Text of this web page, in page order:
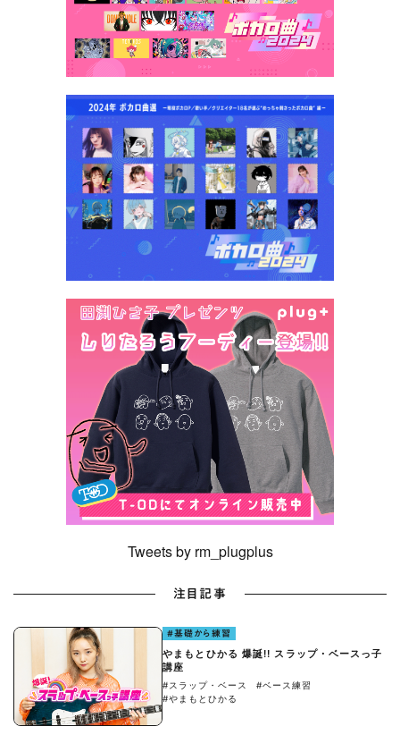
Tweets by rm_plugplus
注目記事
#基礎から練習
やまもとひかる 爆誕!! スラップ・ベースっ子
講座
#スラップ・ベース
#ベース練習
#やまもとひかる